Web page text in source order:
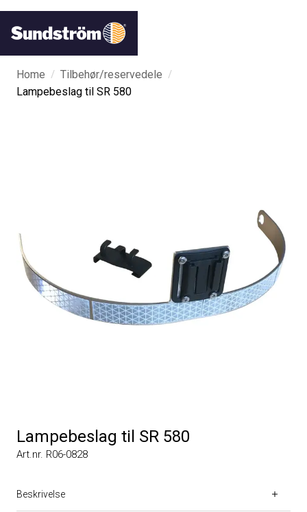
Home / Tilbehør/reservedele /
Lampebeslag til SR 580
Lampebeslag til SR 580
Art.nr. R06-0828
Beskrivelse